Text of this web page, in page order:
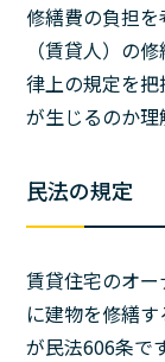
修繕費の負担
（賃貸人）の
律上の規定を
が生じるのか理
民法の規定
賃貸住宅のオ
に建物を修繕
が民法606条です